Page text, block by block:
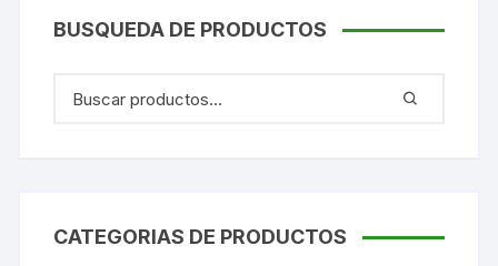
BUSQUEDA DE PRODUCTOS
CATEGORIAS DE PRODUCTOS